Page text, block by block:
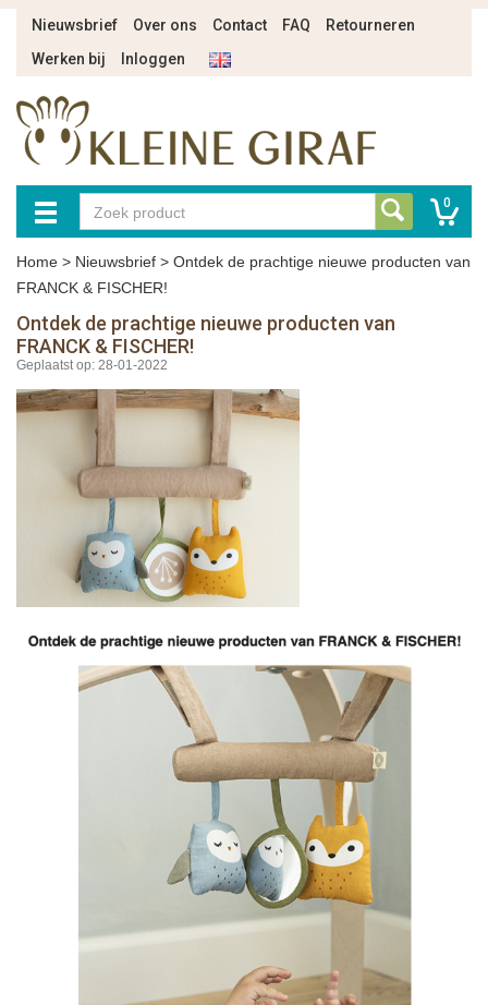
Nieuwsbrief Over ons Contact FAQ
Retourneren
Werken bij
Inloggen
0
Home > Nieuwsbrief > Ontdek de prachtige nieuwe producten van
FRANCK & FISCHER!
Ontdek de prachtige nieuwe producten van
FRANCK & FISCHER!
Geplaatst op: 28-01-2022